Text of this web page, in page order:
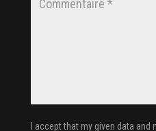
I accept that my given data